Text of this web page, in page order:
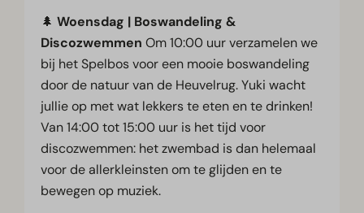
🌲Woensdag | Boswandeling &
Discozwemmen Om 10:00 uur verzamelen we
bij het Spelbos voor een mooie boswandeling
door de natuur van de Heuvelrug. Yuki wacht
jullie op met wat lekkers te eten en te drinken!
Van 14:00 tot 15:00 uur is het tijd voor
discozwemmen: het zwembad is dan helemaal
voor de allerkleinsten om te glijden en te
bewegen op muziek.